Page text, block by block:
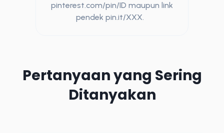
pinterest.com/pin/ID maupun link
pendek pin.it/XXX.
Pertanyaan yang Sering
Ditanyakan